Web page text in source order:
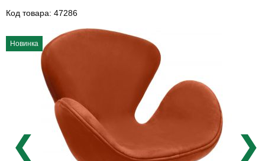
Код товара: 47286
Новинка
❮ ❯